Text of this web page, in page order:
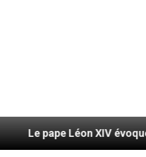
Léon XIV évoque un voyage